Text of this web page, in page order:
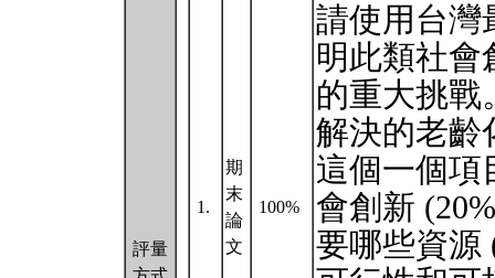
評量
1.
期
末
論
文
100%
請使用台灣
明此類社會
的重大挑戰
解決的老齡
這個一個項
會創新
要哪些資源